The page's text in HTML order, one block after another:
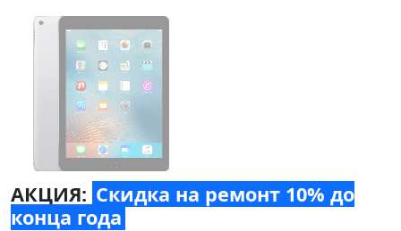
АКЦИЯ: Скидка на ремонт 10% до
конца года